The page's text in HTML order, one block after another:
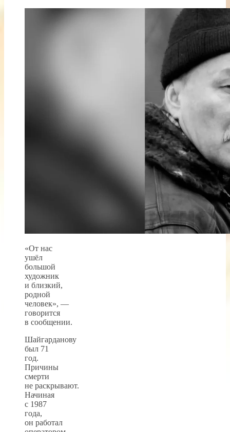
«От нас
ушёл
большой
художник
и близкий,
родной
человек», —
говорится
в сообщении.
Шайгарданову
был 71
год.
Причины
смерти
не раскрывают.
Начиная
с 1987
года,
он работал